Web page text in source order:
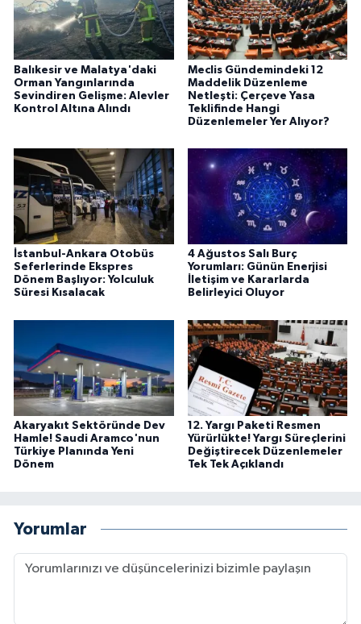
Balıkesir ve Malatya'daki
Orman Yangınlarında
Sevindiren Gelişme: Alevler
Kontrol Altına Alındı
Meclis Gündemindeki 12
Maddelik Düzenleme
Netleşti: Çerçeve Yasa
Teklifinde Hangi
Düzenlemeler Yer Alıyor?
İstanbul-Ankara Otobüs
Seferlerinde Ekspres
Dönem Başlıyor: Yolculuk
Süresi Kısalacak
4 Ağustos Salı Burç
Yorumları: Günün Enerjisi
İletişim ve Kararlarda
Belirleyici Oluyor
Akaryakıt Sektöründe Dev
Hamle! Saudi Aramco'nun
Türkiye Planında Yeni
Dönem
12. Yargı Paketi Resmen
Yürürlükte! Yargı Süreçlerini
Değiştirecek Düzenlemeler
Tek Tek Açıklandı
Yorumlar